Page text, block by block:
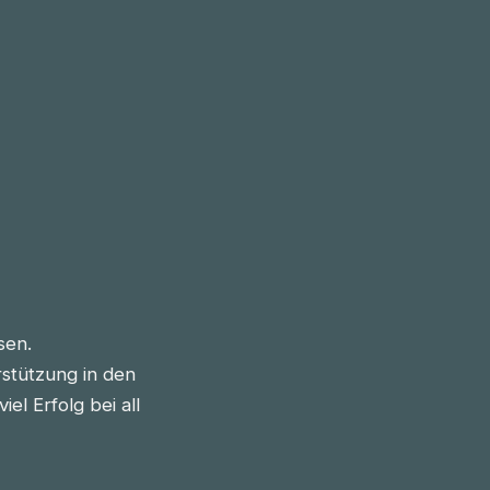
in den
Erfolg bei all